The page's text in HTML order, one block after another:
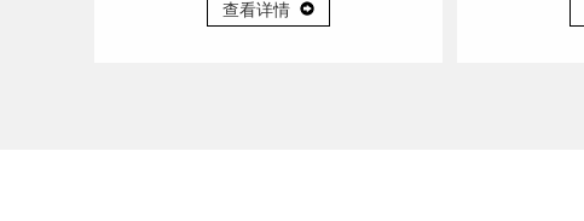
查看详情